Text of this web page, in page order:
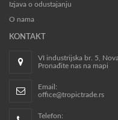
Izjava o odustajanju
O nama
KONTAKT
VI industrijska br. 5,
Pronađite nas na mapi
Email:
office@tropictrade.rs
Telefon: